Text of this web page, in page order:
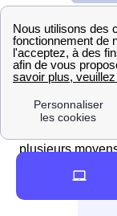
Toutes les
Horbourg-Wihr
Démarches
Wihr
Pour les
plusieurs
EDF, offrant